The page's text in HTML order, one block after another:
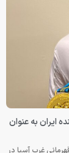
ایران به عنوان
غرب آسیا در